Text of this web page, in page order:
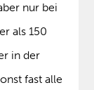
nur bei
als 150
in der
fast alle